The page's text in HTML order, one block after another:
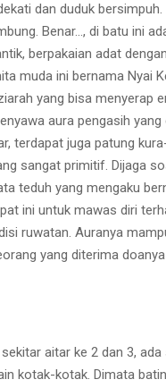
dan duduk bersimpuh.
Benar…, di batu ini
berpakaian adat
muda ini bernama Nyai
yang bisa menyerap
aura pengasih yang
terdapat juga patung
sangat primitif. Dijaga
teduh yang mengaku
ini untuk mawas diri
ruwatan. Auranya
yang diterima
aitar ke 2 dan 3, ada
kotak-kotak. Dimata